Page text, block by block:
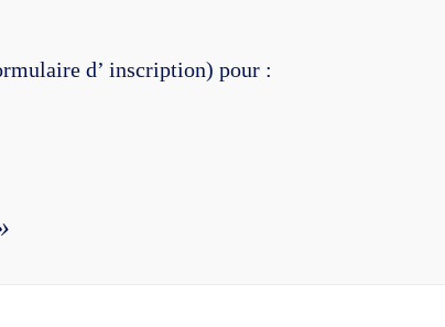
d’ inscription) pour :